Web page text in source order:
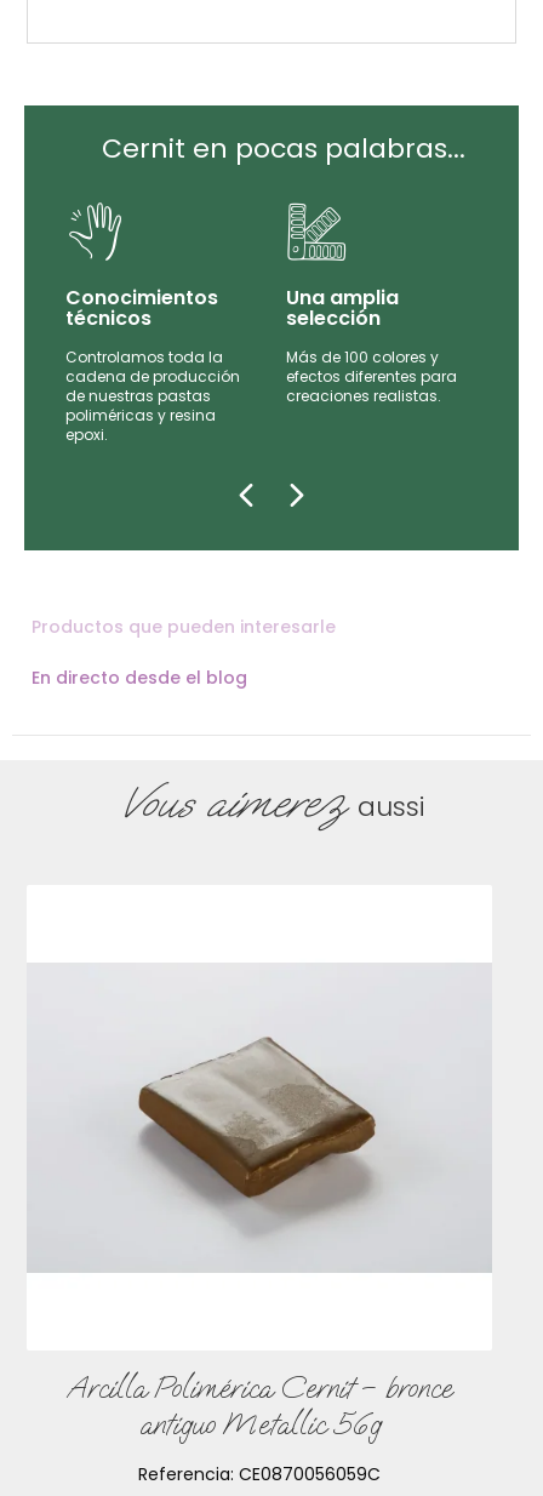
Cernit en pocas palabras...
Conocimientos
técnicos
Controlamos toda la
cadena de producción
de nuestras pastas
poliméricas y resina
epoxi.
Una amplia
selección
Más de 100 colores y
efectos diferentes para
creaciones realistas.
Productos que pueden interesarle
En directo desde el blog
Vous aimerezaussi
Arcilla Polimérica Cernit – bronce
antiguo Metallic 56g
Referencia: CE0870056059C